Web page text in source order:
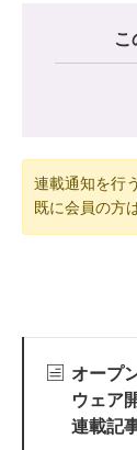
連載通知を行
既に会員の方
オープ
ウェア
連載記